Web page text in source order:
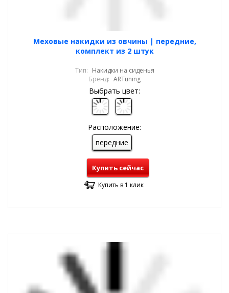
Меховые накидки из овчины | передние,
комплект из 2 штук
Тип: Накидки на сиденья
Бренд: ARTuning
Выбрать цвет:
Расположение:
передние
Купить сейчас
Купить в 1 клик